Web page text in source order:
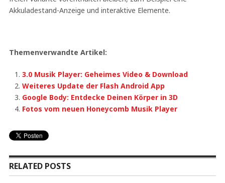
Akkuladestand-Anzeige und interaktive Elemente.
Themenverwandte Artikel:
3.0 Musik Player: Geheimes Video & Download
Weiteres Update der Flash Android App
Google Body: Entdecke Deinen Körper in 3D
Fotos vom neuen Honeycomb Musik Player
RELATED POSTS